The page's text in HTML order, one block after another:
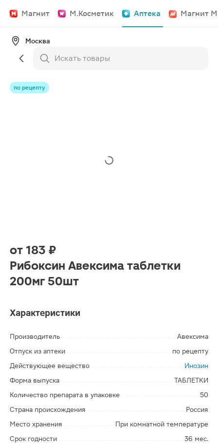
Магнит М.Косметик Аптека Магнит
Москва
по рецепту
от 183 ₽
Рибоксин Авексима таблетки
200мг 50шт
Характеристики
Производитель
Авексима
Отпуск из аптеки
по рецепту
Действующее вещество
Инозин
Форма выпуска
ТАБЛЕТКИ
Количество препарата в упаковке
50
Страна происхождения
Россия
Место хранения
При комнатной температуре
Срок годности
36 мес.